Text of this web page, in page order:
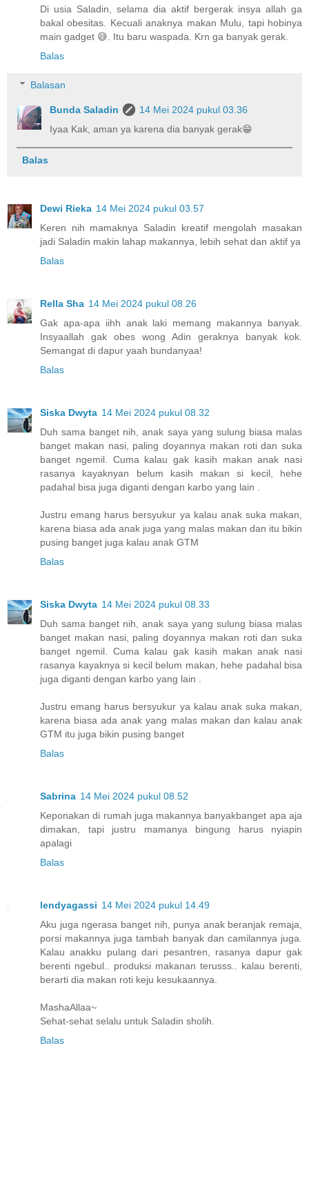
Di usia Saladin, selama dia aktif bergerak insya allah ga
bakal obesitas. Kecuali anaknya makan Mulu, tapi hobinya
main gadget 😅. Itu baru waspada. Krn ga banyak gerak.
Balas
Balasan
Bunda Saladin
14 Mei 2024 pukul 03.36
Iyaa Kak, aman ya karena dia banyak gerak😁
Balas
Dewi Rieka 14 Mei 2024 pukul 03.57
Keren nih mamaknya Saladin kreatif mengolah masakan
jadi Saladin makin lahap makannya, lebih sehat dan aktif ya
Balas
Rella Sha 14 Mei 2024 pukul 08.26
Gak apa-apa iihh anak laki memang makannya banyak.
Insyaallah gak obes wong Adin geraknya banyak kok.
Semangat di dapur yaah bundanyaa!
Balas
Siska Dwyta 14 Mei 2024 pukul 08.32
Duh sama banget nih, anak saya yang sulung biasa malas
banget makan nasi, paling doyannya makan roti dan suka
banget ngemil. Cuma kalau gak kasih makan anak nasi
rasanya kayaknyan belum kasih makan si kecil, hehe
padahal bisa juga diganti dengan karbo yang lain .
Justru emang harus bersyukur ya kalau anak suka makan,
karena biasa ada anak juga yang malas makan dan itu bikin
pusing banget juga kalau anak GTM
Balas
Siska Dwyta 14 Mei 2024 pukul 08.33
Duh sama banget nih, anak saya yang sulung biasa malas
banget makan nasi, paling doyannya makan roti dan suka
banget ngemil. Cuma kalau gak kasih makan anak nasi
rasanya kayaknya si kecil belum makan, hehe padahal bisa
juga diganti dengan karbo yang lain .
Justru emang harus bersyukur ya kalau anak suka makan,
karena biasa ada anak yang malas makan dan kalau anak
GTM itu juga bikin pusing banget
Balas
Sabrina 14 Mei 2024 pukul 08.52
Keponakan di rumah juga makannya banyakbanget apa aja
dimakan, tapi justru mamanya bingung harus nyiapin
apalagi
Balas
lendyagassi 14 Mei 2024 pukul 14.49
Aku juga ngerasa banget nih, punya anak beranjak remaja,
porsi makannya juga tambah banyak dan camilannya juga.
Kalau anakku pulang dari pesantren, rasanya dapur gak
berenti ngebul.. produksi makanan terusss.. kalau berenti,
berarti dia makan roti keju kesukaannya.
MashaAllaa~
Sehat-sehat selalu untuk Saladin sholih.
Balas